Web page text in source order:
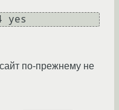
по-прежнему не